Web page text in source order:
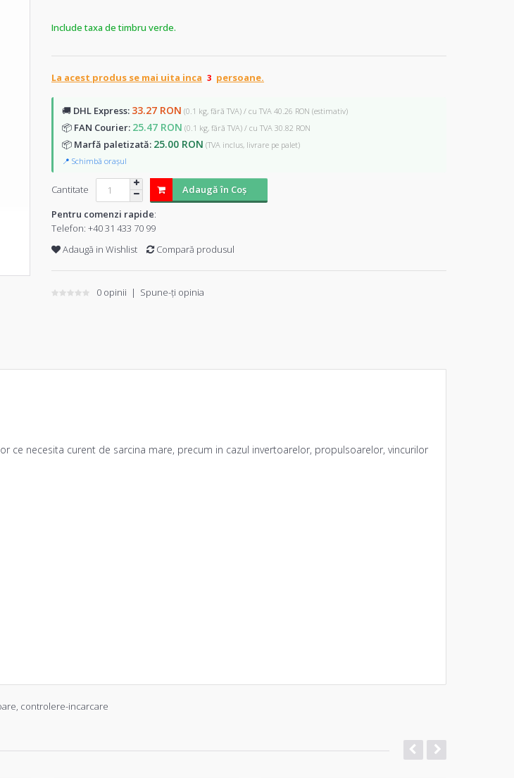
Include taxa de timbru verde.
La acest produs se mai uita inca persoane.
🚚 DHL Express: 33.27 RON (0.1 kg, fără TVA) / cu TVA 40.26 RON (estimativ)
📦 FAN Courier: 25.47 RON (0.1 kg, fără TVA) / cu TVA 30.82 RON
📦 Marfă paletizată: 25.00 RON (TVA inclus, livrare pe palet)
📍 Schimbă orașul
Cantitate
Adaugă în Coş
Pentru comenzi rapide:
Telefon: +40 31 433 70 99
Adaugă in Wishlist
Compară produsul
0 opinii | Spune-ţi opinia
ce necesita curent de sarcina mare, precum in cazul invertoarelor, propulsoarelor, vincurilor
, controlere-incarcare